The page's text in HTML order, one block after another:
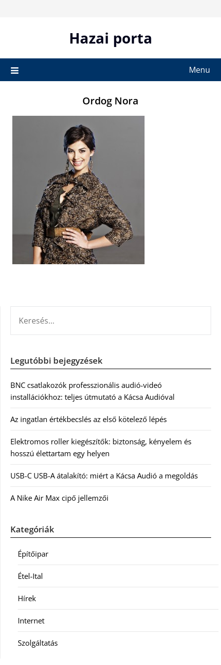
Hazai porta
Menu
Ordog Nora
Legutóbbi bejegyzések
BNC csatlakozók professzionális audió-videó
installációkhoz: teljes útmutató a Kácsa Audióval
Az ingatlan értékbecslés az első kötelező lépés
Elektromos roller kiegészítők: biztonság, kényelem és
hosszú élettartam egy helyen
USB-C USB-A átalakító: miért a Kácsa Audió a megoldás
A Nike Air Max cipő jellemzői
Kategóriák
Építőipar
Étel-Ital
Hírek
Internet
Szolgáltatás